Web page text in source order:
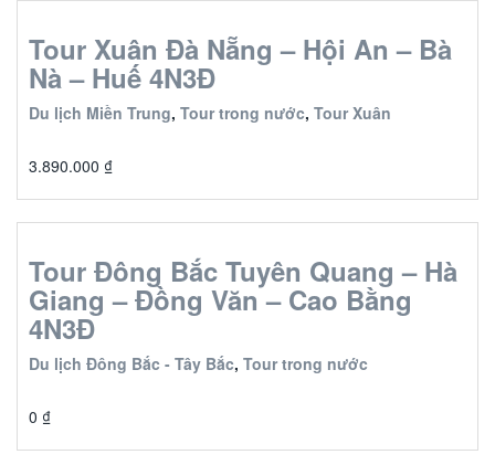
Tour Xuân Đà Nẵng – Hội An – Bà
Nà – Huế 4N3Đ
Du lịch Miền Trung, Tour trong nước, Tour Xuân
3.890.000 ₫
Tour Đông Bắc Tuyên Quang – Hà
Giang – Đồng Văn – Cao Bằng
4N3Đ
Du lịch Đông Bắc - Tây Bắc, Tour trong nước
0 ₫